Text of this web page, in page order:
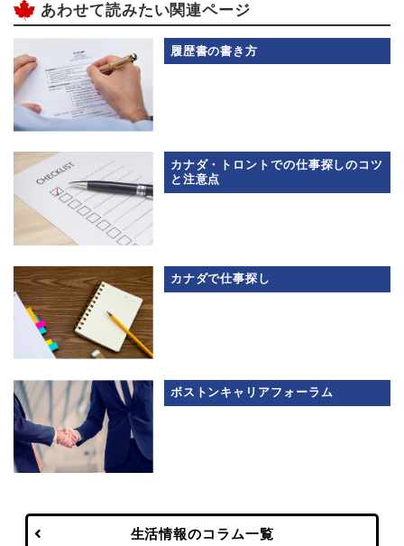
あわせて読みたい関連ページ
履歴書の書き方
カナダ・トロントでの仕事探しのコツ
と注意点
カナダで仕事探し
ボストンキャリアフォーラム
生活情報のコラム一覧